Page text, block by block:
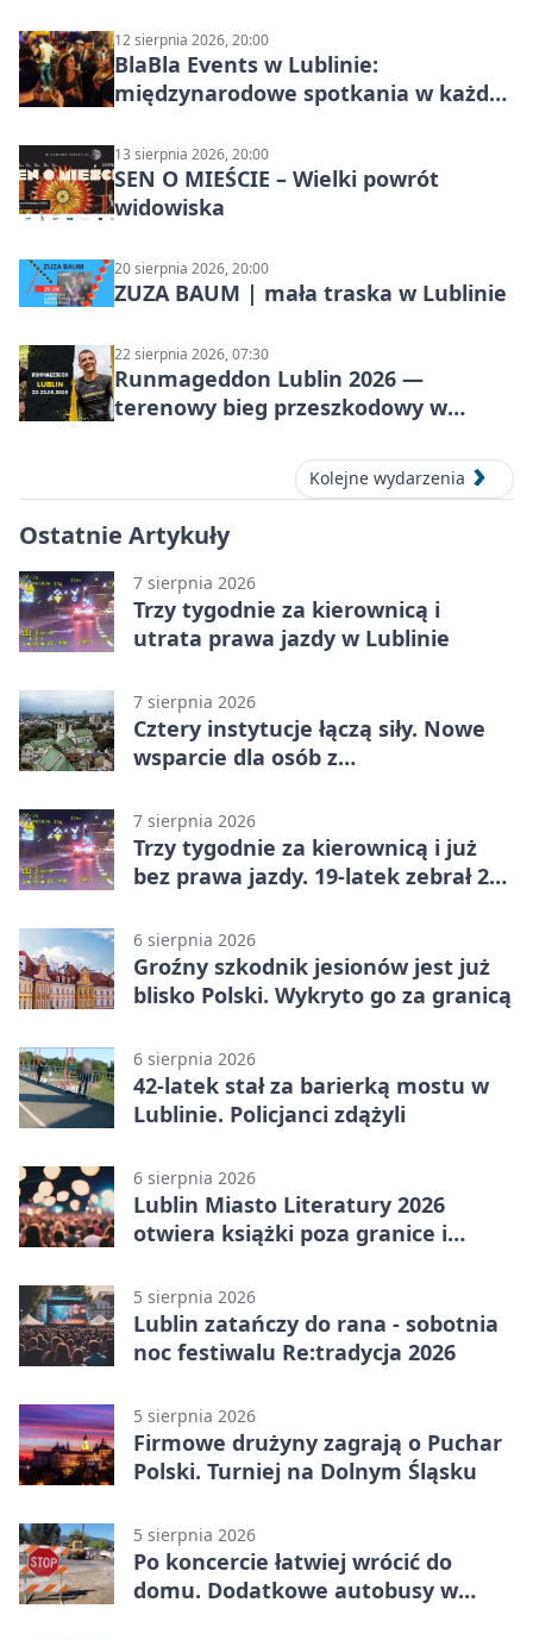
12 sierpnia 2026, 20:00
BlaBla Events w Lublinie:
międzynarodowe spotkania w każdą
13 sierpnia 2026, 20:00
SEN O MIEŚCIE – Wielki powrót
widowiska
20 sierpnia 2026, 20:00
ZUZA BAUM | mała traska w Lublinie
22 sierpnia 2026, 07:30
Runmageddon Lublin 2026 —
terenowy bieg przeszkodowy w
Kolejne wydarzenia
Ostatnie Artykuły
7 sierpnia 2026
Trzy tygodnie za kierownicą i
utrata prawa jazdy w Lublinie
7 sierpnia 2026
Cztery instytucje łączą siły. Nowe
wsparcie dla osób z
7 sierpnia 2026
Trzy tygodnie za kierownicą i już
bez prawa jazdy. 19-latek zebrał 23
6 sierpnia 2026
Groźny szkodnik jesionów jest już
blisko Polski. Wykryto go za granicą
6 sierpnia 2026
42-latek stał za barierką mostu w
Lublinie. Policjanci zdążyli
6 sierpnia 2026
Lublin Miasto Literatury 2026
otwiera książki poza granice i
5 sierpnia 2026
Lublin zatańczy do rana - sobotnia
noc festiwalu Re:tradycja 2026
5 sierpnia 2026
Firmowe drużyny zagrają o Puchar
Polski. Turniej na Dolnym Śląsku
5 sierpnia 2026
Po koncercie łatwiej wrócić do
domu. Dodatkowe autobusy w